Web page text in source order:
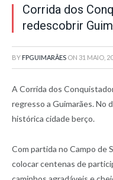
Corrida dos
redescobrir
BY FPGUIMARÃES ON 31 MAIO,
A Corrida dos
regresso a Guimarães. No
histórica cidade berço.
Com partida no Campo de
colocar centenas de